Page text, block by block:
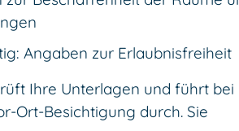
Angaben zur Erlaubnisfreiheit
Ihre Unterlagen und führt bei
Ort-Besichtigung durch. Sie